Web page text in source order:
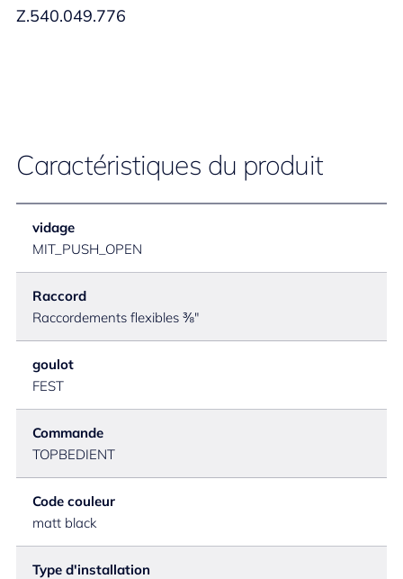
Z.540.049.776
Caractéristiques du produit
vidage
MIT_PUSH_OPEN
Raccord
Raccordements flexibles ⅜"
goulot
FEST
Commande
TOPBEDIENT
Code couleur
matt black
Type d'installation